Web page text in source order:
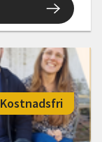
Kostnadsfri